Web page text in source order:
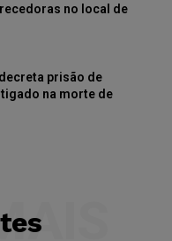
no local de
prisão de
na morte de